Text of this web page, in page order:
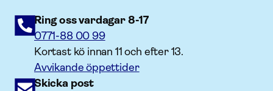
Ring oss vardagar 8-17
0771-88 00 99
Kortast kö innan 11 och efter 13.
Avvikande öppettider
Skicka post